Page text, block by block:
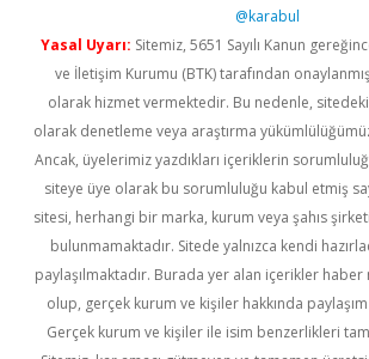
@karabul
Yasal Uyarı: Sitemiz, 5651 Sayılı Kanun
ve İletişim Kurumu (BTK) tarafından
olarak hizmet vermektedir. Bu nedenle,
olarak denetleme veya araştırma
Ancak, üyelerimiz yazdıkları içeriklerin
siteye üye olarak bu sorumluluğu kabul etmiş
sitesi, herhangi bir marka, kurum veya şahıs
bulunmamaktadır. Sitede yalnızca kendi
paylaşılmaktadır. Burada yer alan içerikler haber
olup, gerçek kurum ve kişiler hakkında
Gerçek kurum ve kişiler ile isim benzerlikleri